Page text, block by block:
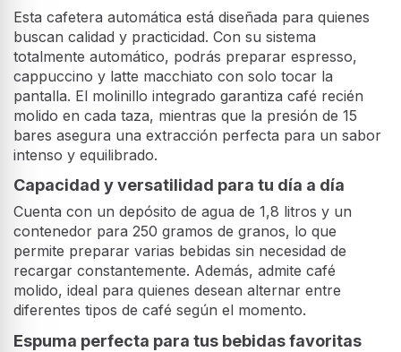
Esta cafetera automática está diseñada para quienes
buscan calidad y practicidad. Con su sistema
totalmente automático, podrás preparar espresso,
cappuccino y latte macchiato con solo tocar la
pantalla. El molinillo integrado garantiza café recién
molido en cada taza, mientras que la presión de 15
bares asegura una extracción perfecta para un sabor
intenso y equilibrado.
Capacidad y versatilidad para tu día a día
Cuenta con un depósito de agua de 1,8 litros y un
contenedor para 250 gramos de granos, lo que
permite preparar varias bebidas sin necesidad de
recargar constantemente. Además, admite café
molido, ideal para quienes desean alternar entre
diferentes tipos de café según el momento.
Espuma perfecta para tus bebidas favoritas